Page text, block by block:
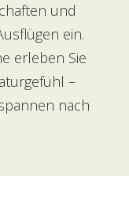
und
ein.
erleben Sie
–
nach